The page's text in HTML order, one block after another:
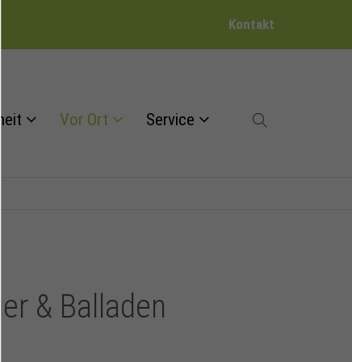
Kontakt
Vor Ort Service
& Balladen